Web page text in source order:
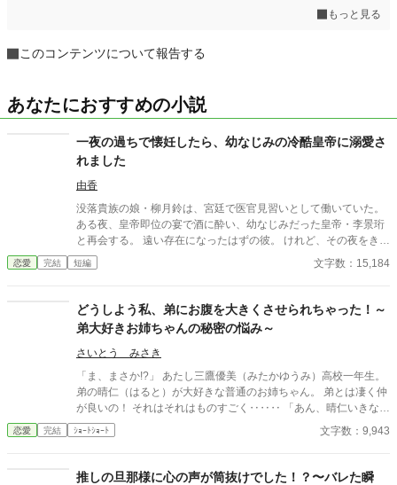
もっと見る
このコンテンツについて報告する
あなたにおすすめの小説
一夜の過ちで懐妊したら、幼なじみの冷酷皇帝に溺愛さ
れました
由香
没落貴族の娘・柳月鈴は、宮廷で医官見習いとして働いていた。
ある夜、皇帝即位の宴で酒に酔い、幼なじみだった皇帝・李景珩
と再会する。 遠い存在になったはずの彼。 けれど、その夜をきっ
かけに月鈴の運命は大きく動き出す。 冷酷と恐れられる皇帝が、
なぜか彼女だけには甘すぎて――。
恋愛 完結 短編 文字数：15,184
どうしよう私、弟にお腹を大きくさせられちゃった！～
弟大好きお姉ちゃんの秘密の悩み～
さいとう みさき
「ま、まさか!?」 あたし三鷹優美（みたかゆうみ）高校一年生。
弟の晴仁（はると）が大好きな普通のお姉ちゃん。 弟とは凄く仲
が良いの！ それはそれはものすごく‥‥‥ 「あん、晴仁いきなり
そんなのお口に入らないよぉ～♡」 そんな関係のあたしたち。 で
もある日トイレであたしはアレが来そうなのになかなか来ないの
お腹が出て来てる!?」 お姉ちゃんの秘密の悩みです。
恋愛 完結 ｼｮｰﾄｼｮｰﾄ 文字数：9,943
推しの旦那様に心の声が筒抜けでした！？〜バレた瞬